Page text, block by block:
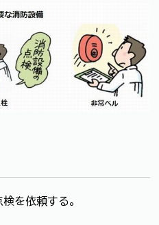
を依頼する。